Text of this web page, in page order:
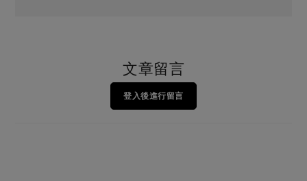
文章留言
登入後進行留言